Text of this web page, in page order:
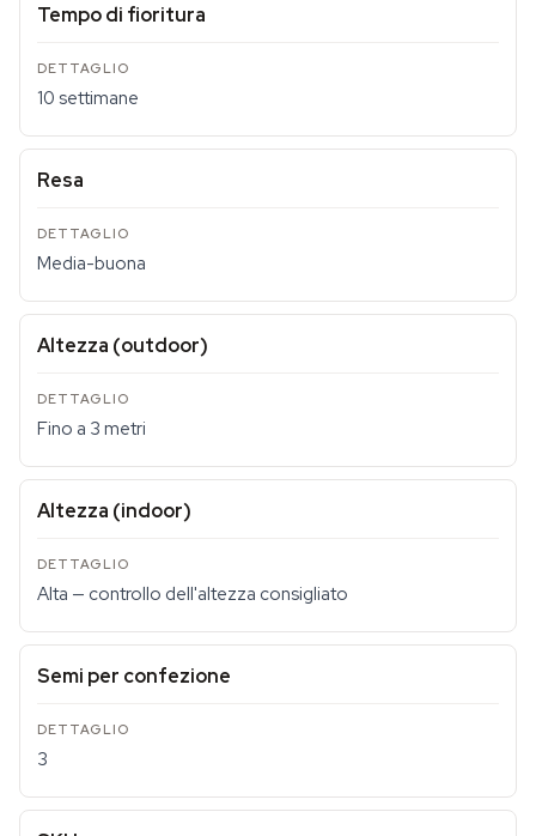
Tempo di fioritura
10 settimane
Resa
Media-buona
Altezza (outdoor)
Fino a 3 metri
Altezza (indoor)
Alta — controllo dell'altezza consigliato
Semi per confezione
3